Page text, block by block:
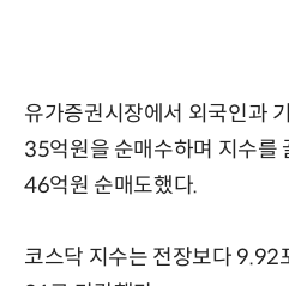
유가증권시장에서 외국인과
35억원을 순매수하며 지수를
46억원 순매도했다.
코스닥 지수는 전장보다